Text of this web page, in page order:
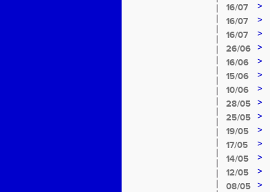
16/07
>
16/07
>
16/07
>
26/06
>
16/06
>
15/06
>
10/06
>
28/05
>
25/05 >
19/05
>
17/05
>
14/05
>
12/05
>
08/05
>